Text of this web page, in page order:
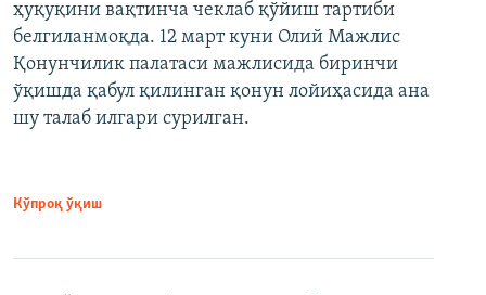
ҳуқуқини вақтинча чеклаб қўйиш тартиби
белгиланмоқда. 12 март куни Олий Мажлис
Қонунчилик палатаси мажлисида биринчи
ўқишда қабул қилинган қонун лойиҳасида ана
шу талаб илгари сурилган.
Кўпроқ ўқиш